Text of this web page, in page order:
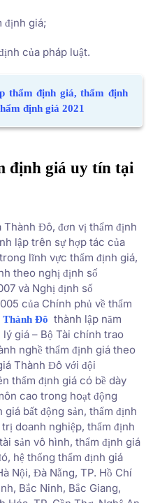
định giá;
của pháp luật.
thẩm định giá, thẩm định
định giá 2021
định giá uy tín tại
Đô, đơn vị thẩm định
lập trên sự hợp tác của
lĩnh vực thẩm định giá,
theo nghị định số
và Nghị định số
của Chính phủ về thẩm
Thành Đô thành lập năm
lý giá – Bộ Tài chính trao
nghề thẩm định giá theo
Thành Đô với đội
thẩm định giá có bề dày
cao trong hoạt động
bất động sản, thẩm định
doanh nghiệp, thẩm định
sản vô hình, thẩm định giá
hệ thống thẩm định giá
Nội, Đà Nẵng, TP. Hồ Chí
Bắc Ninh, Bắc Giang,